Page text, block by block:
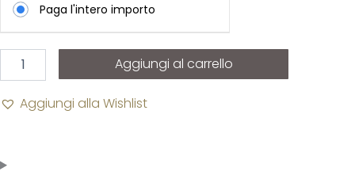
Paga l'intero importo
Aggiungi al carrello
Aggiungi alla Wishlist